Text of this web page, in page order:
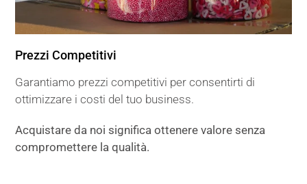
Prezzi Competitivi
Garantiamo prezzi competitivi per consentirti di
ottimizzare i costi del tuo business.
Acquistare da noi significa ottenere valore senza
compromettere la qualità.